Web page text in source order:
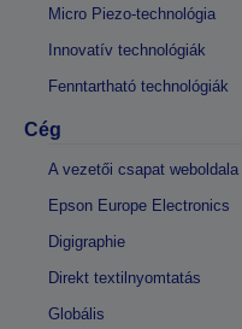
Micro Piezo-technológia
Innovatív technológiák
Fenntartható technológiák
Cég
A vezetői csapat weboldala
Epson Europe Electronics
Digigraphie
Direkt textilnyomtatás
Globális